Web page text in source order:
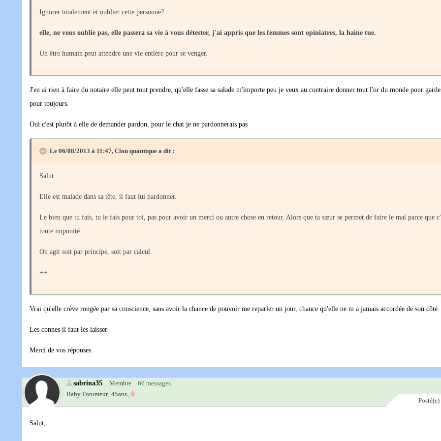
Ignorer totalement et oublier cette personne?
elle, ne vous oublie pas, elle passera sa vie à vous détester, j'ai appris que les femmes sont opiniatres, la haine tue.
Un être humain peut attendre une vie entière pour se venger.
J'en ai rien à faire du notaire elle peut tout prendre, qu'elle fasse sa salade m'importe peu je veux au contraire donner tout l'or du monde pour
pour toujours.
Oui c'est plutôt à elle de demander pardon, pour le chat je ne pardonnerais pas
Le 06/08/2013 à 11:47, Clou quantique a dit :
Salut.
Elle est malade dans sa tête, il faut lui pardonner.
Le bien que tu fais, tu le fais pour toi, pas pour avoir un merci ou autre chose en retour. Alors que ta sœur se permet de faire le mal parce que
toute impunité.
On agit soit par principe, soit par calcul.
++
Vrai qu'elle crève rongée par sa conscience, sans avoir la chance de pouvoir me reparler un jour, chance qu'elle ne m a jamais accordée de son côté.
Les connes il faut les laisser
Merci de vos réponses
sabrina35 Membre
66 messages
Baby Forumeur‚ 45ans‚
Posté(e)
Salut,